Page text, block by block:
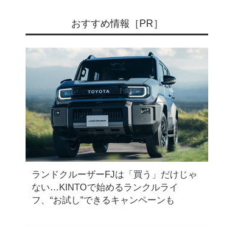
おすすめ情報［PR］
ランドクルーザーFJは「買う」だけじゃ
ない…KINTOで始めるランクルライ
フ、“お試し”できるキャンペーンも